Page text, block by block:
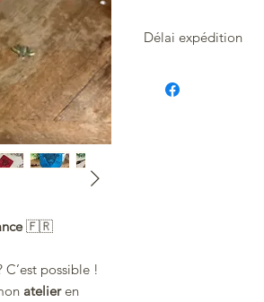
🇫🇷
C’est possible !
atelieren
Délai expédition
sous 2 jours maximum.